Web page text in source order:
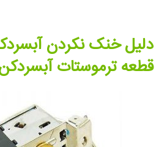
دلیل خنک نکردن
قطعه ترموستات